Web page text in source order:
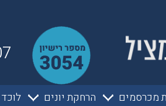
מכרסמים הרחקת יונים